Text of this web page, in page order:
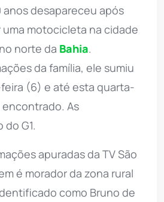
anos desapareceu após
uma motocicleta na cidade
norte da Bahia.
da família, ele sumiu
(6) e até esta quarta-
encontrado. As
G1.
apuradas da TV São
é morador da zona rural
como Bruno de